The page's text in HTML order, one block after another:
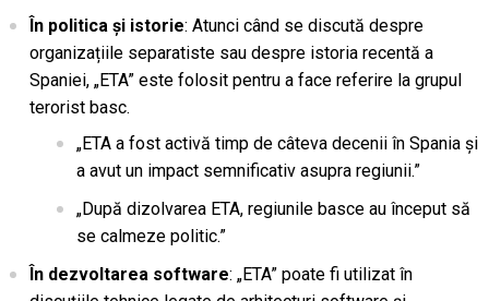
În politica și istorie: Atunci când se discută despre
organizațiile separatiste sau despre istoria recentă a
Spaniei, „ETA” este folosit pentru a face referire la grupul
terorist basc.
„ETA a fost activă timp de câteva decenii în Spania și
a avut un impact semnificativ asupra regiunii.”
„După dizolvarea ETA, regiunile basce au început să
se calmeze politic.”
În dezvoltarea software: „ETA” poate fi utilizat în